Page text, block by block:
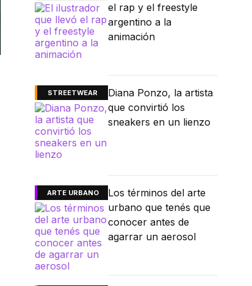
el rap y el freestyle
argentino a la
animación
STREETWEAR
Diana Ponzo, la artista
que convirtió los
sneakers en un lienzo
ARTE URBANO
Los términos del arte
urbano que tenés que
conocer antes de
agarrar un aerosol